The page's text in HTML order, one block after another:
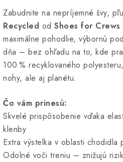
Zabudnite na nepríjemné švy,
Recycled od Shoes for Crews
maximálne pohodlie, výbornú
dňa – bez ohľadu na to, kde
100 % recyklovaného
nohy, ale aj planétu.
Čo vám prinesú:
Skvelé prispôsobenie vďaka
klenby
Extra výstelka v oblasti chodidla
Odolné voči treniu – znižujú